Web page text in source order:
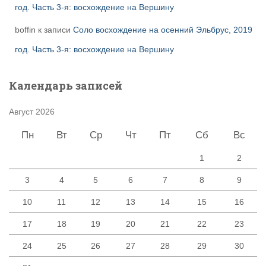
год. Часть 3-я: восхождение на Вершину
boffin к записи Соло восхождение на осенний Эльбрус, 2019
год. Часть 3-я: восхождение на Вершину
Календарь записей
Август 2026
Пн Вт Ср Чт Пт Сб Вс
1 2
3 4 5 6 7 8 9
10 11 12 13 14 15 16
17 18 19 20 21 22 23
24 25 26 27 28 29 30